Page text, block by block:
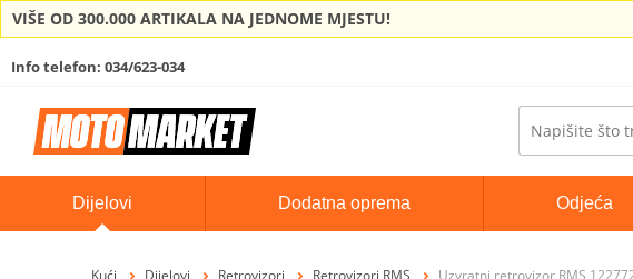
VIŠE OD 300.000 ARTIKALA NA JEDNOME MJESTU!
Info telefon: 034/623-034
Dijelovi Dodatna oprema Odjeća
Kući Dijelovi Retrovizori Retrovizori RMS Uzvratni retrovizor RMS